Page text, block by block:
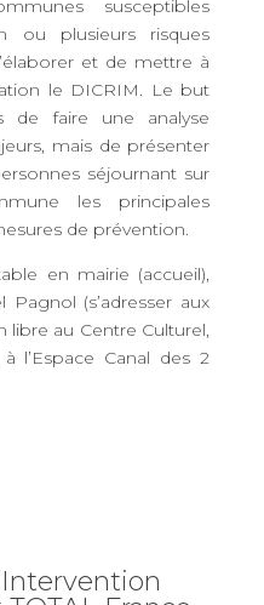
susceptibles
ou plusieurs risques
et de mettre à
le DICRIM. Le but
de faire une analyse
mais de présenter
séjournant sur
les principales
de prévention.
en mairie (accueil),
(s’adresser aux
libre au Centre Culturel,
l’Espace Canal des 2